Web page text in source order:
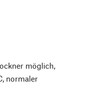
möglich,
normaler